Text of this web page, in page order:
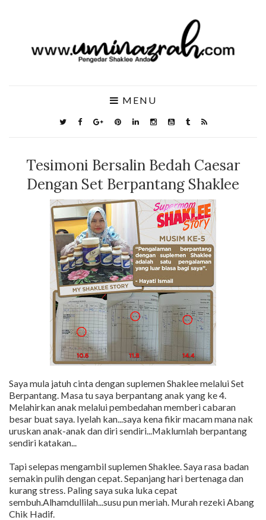
MENU
Tesimoni Bersalin Bedah Caesar
Dengan Set Berpantang Shaklee
Saya mula jatuh cinta dengan suplemen Shaklee melalui Set
Berpantang. Masa tu saya berpantang anak yang ke 4.
Melahirkan anak melalui pembedahan memberi cabaran
besar buat saya. Iyelah kan...saya kena fikir macam mana nak
uruskan anak-anak dan diri sendiri...Maklumlah berpantang
sendiri katakan...
Tapi selepas mengambil suplemen Shaklee. Saya rasa badan
semakin pulih dengan cepat. Sepanjang hari bertenaga dan
kurang stress. Paling saya suka luka cepat
sembuh.Alhamdullilah...susu pun meriah. Murah rezeki Abang
Chik Hadif.